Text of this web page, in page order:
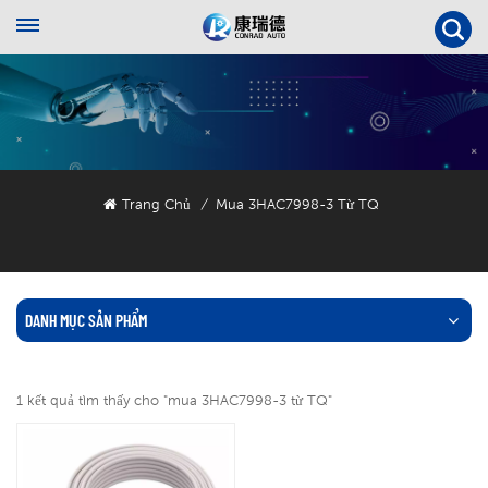
Trang Chủ / Mua 3HAC7998-3 Từ TQ
DANH MỤC SẢN PHẨM
1 kết quả tìm thấy cho "mua 3HAC7998-3 từ TQ"